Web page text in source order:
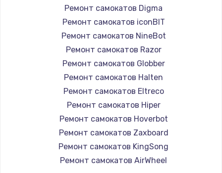
Ремонт самокатов Digma
Ремонт самокатов iconBIT
Ремонт самокатов NineBot
Ремонт самокатов Razor
Ремонт самокатов Globber
Ремонт самокатов Halten
Ремонт самокатов Eltreco
Ремонт самокатов Hiper
Ремонт самокатов Hoverbot
Ремонт самокатов Zaxboard
Ремонт самокатов KingSong
Ремонт самокатов AirWheel